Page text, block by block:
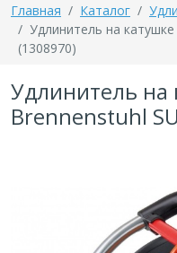
Главная Каталог
Удлинитель на
(1308970)
Удлинитель на
Brennenstuhl